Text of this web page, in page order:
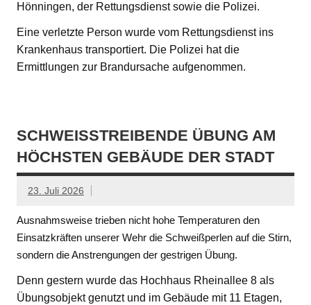
Hönningen, der Rettungsdienst sowie die Polizei.
Eine verletzte Person wurde vom Rettungsdienst ins
Krankenhaus transportiert. Die Polizei hat die
Ermittlungen zur Brandursache aufgenommen.
SCHWEISSTREIBENDE ÜBUNG AM H
ÖCHSTEN GEBÄUDE DER STADT
23. Juli 2026
Ausnahmsweise trieben nicht hohe Temperaturen den
Einsatzkräften unserer Wehr die Schweißperlen auf die Stirn,
sondern die Anstrengungen der gestrigen Übung.
Denn gestern wurde das Hochhaus Rheinallee 8 als
Übungsobjekt genutzt und im Gebäude mit 11 Etagen,